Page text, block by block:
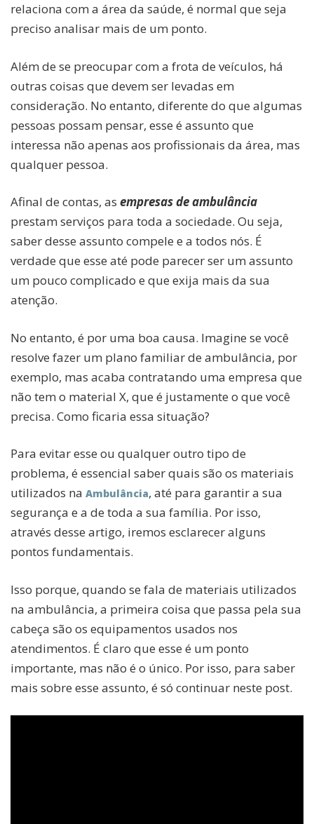
relaciona com a área da saúde, é normal que seja
preciso analisar mais de um ponto.
Além de se preocupar com a frota de veículos, há
outras coisas que devem ser levadas em
consideração. No entanto, diferente do que algumas
pessoas possam pensar, esse é assunto que
interessa não apenas aos profissionais da área, mas
qualquer pessoa.
Afinal de contas, as empresas de ambulância
prestam serviços para toda a sociedade. Ou seja,
saber desse assunto compele e a todos nós. É
verdade que esse até pode parecer ser um assunto
um pouco complicado e que exija mais da sua
atenção.
No entanto, é por uma boa causa. Imagine se você
resolve fazer um plano familiar de ambulância, por
exemplo, mas acaba contratando uma empresa que
não tem o material X, que é justamente o que você
precisa. Como ficaria essa situação?
Para evitar esse ou qualquer outro tipo de
problema, é essencial saber quais são os materiais
utilizados na Ambulância, até para garantir a sua
segurança e a de toda a sua família. Por isso,
através desse artigo, iremos esclarecer alguns
pontos fundamentais.
Isso porque, quando se fala de materiais utilizados
na ambulância, a primeira coisa que passa pela sua
cabeça são os equipamentos usados nos
atendimentos. É claro que esse é um ponto
importante, mas não é o único. Por isso, para saber
mais sobre esse assunto, é só continuar neste post.